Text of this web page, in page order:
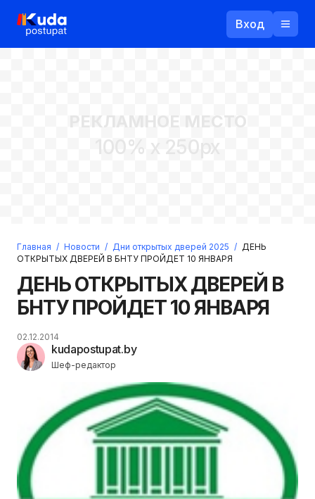
Вход
Войти
Регистрация
Прислать пароль
РЕКЛАМНОЕ МЕСТО
100% x 250px
Главная / Новости / Дни открытых дверей 2025 / ДЕНЬ
ОТКРЫТЫХ ДВЕРЕЙ В БНТУ ПРОЙДЕТ 10 ЯНВАРЯ
ДЕНЬ ОТКРЫТЫХ ДВЕРЕЙ В
БНТУ ПРОЙДЕТ 10 ЯНВАРЯ
kudapostupat.by
Шеф-редактор
02.12.2014